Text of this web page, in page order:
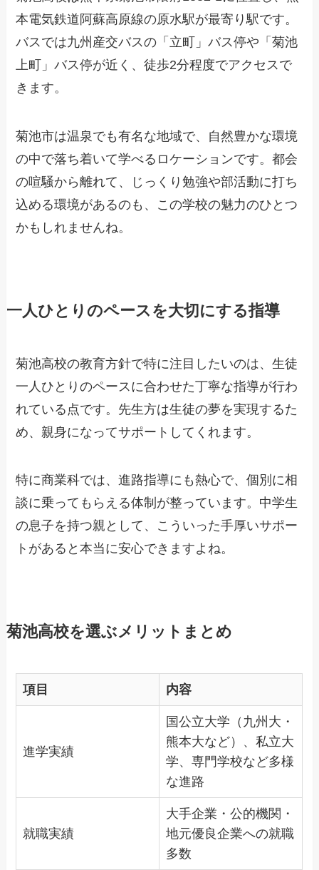
本電気鉄道阿蘇高原線の原水駅が最寄り駅です。
バスでは九州産交バスの「立町」バス停や「菊池
上町」バス停が近く、徒歩2分程度でアクセスで
きます。
菊池市は温泉でも有名な地域で、自然豊かな環境
の中で落ち着いて学べるロケーションです。都会
の喧騒から離れて、じっくり勉強や部活動に打ち
込める環境があるのも、この学校の魅力のひとつ
かもしれませんね。
一人ひとりのペースを大切にする指導
菊池高校の教育方針で特に注目したいのは、生徒
一人ひとりのペースに合わせた丁寧な指導が行わ
れている点です。先生方は生徒の夢を実現するた
め、親身になってサポートしてくれます。
特に商業科では、進路指導にも熱心で、個別に相
談に乗ってもらえる体制が整っています。中学生
の息子を持つ親として、こういった手厚いサポー
トがあると本当に安心できますよね。
菊池高校を選ぶメリットまとめ
項目 内容
進学実績
国公立大学（九州大・
熊本大など）、私立大
学、専門学校など多様
な進路
就職実績
大手企業・公的機関・
地元優良企業への就職
多数